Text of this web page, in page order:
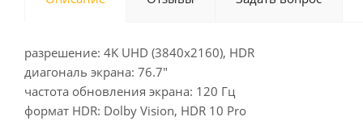
разрешение: 4K UHD (3840x2160), HDR
диагональ экрана: 76.7"
частота обновления экрана: 120 Гц
формат HDR: Dolby Vision, HDR 10 Pro